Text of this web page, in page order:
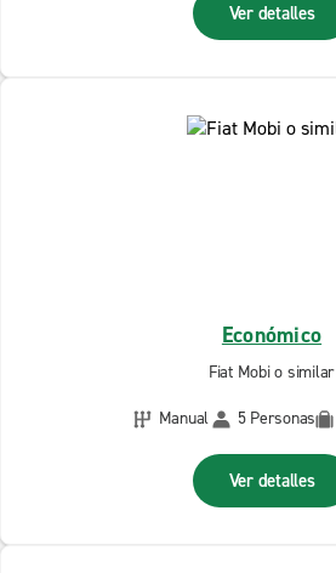
Ver detalles
Económico
Fiat Mobi o similar
Manual
5 Personas
Ver detalles